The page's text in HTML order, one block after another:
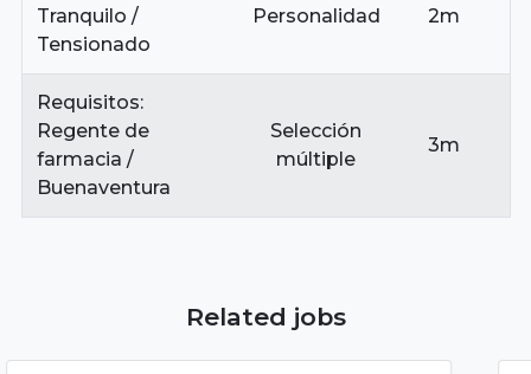
Tranquilo /
Tensionado
Personalidad 2m
Requisitos:
Regente de
farmacia /
Buenaventura
Selección
múltiple
3m
Related jobs